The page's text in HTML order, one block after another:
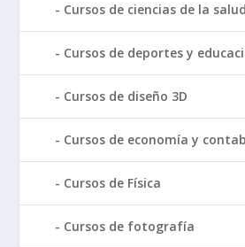
Cursos de ciencias de la salud
Cursos de deportes y
Cursos de diseño 3D
Cursos de economía y
Cursos de Física
Cursos de fotografía